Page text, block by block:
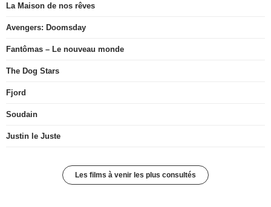
La Maison de nos rêves
Avengers: Doomsday
Fantômas – Le nouveau monde
The Dog Stars
Fjord
Soudain
Justin le Juste
Les films à venir les plus consultés